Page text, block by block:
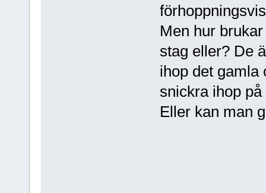
Men hur
stag eller? De
ihop det gamla
snickra ihop
Eller kan man